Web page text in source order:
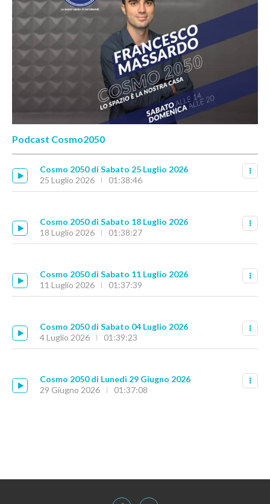
Podcast Cosmo2050
Cosmo 2050 di Sabato 25 Luglio 2026
25 Luglio 2026
01:38:46
Cosmo 2050 di Sabato 18 Luglio 2026
18 Luglio 2026
01:38:27
Cosmo 2050 di Sabato 11 Luglio 2026
11 Luglio 2026
01:37:39
Cosmo 2050 di Sabato 04 Luglio 2026
4 Luglio 2026
01:39:23
Cosmo 2050 di Lunedì 29 Giugno 2026
29 Giugno 2026
01:37:08